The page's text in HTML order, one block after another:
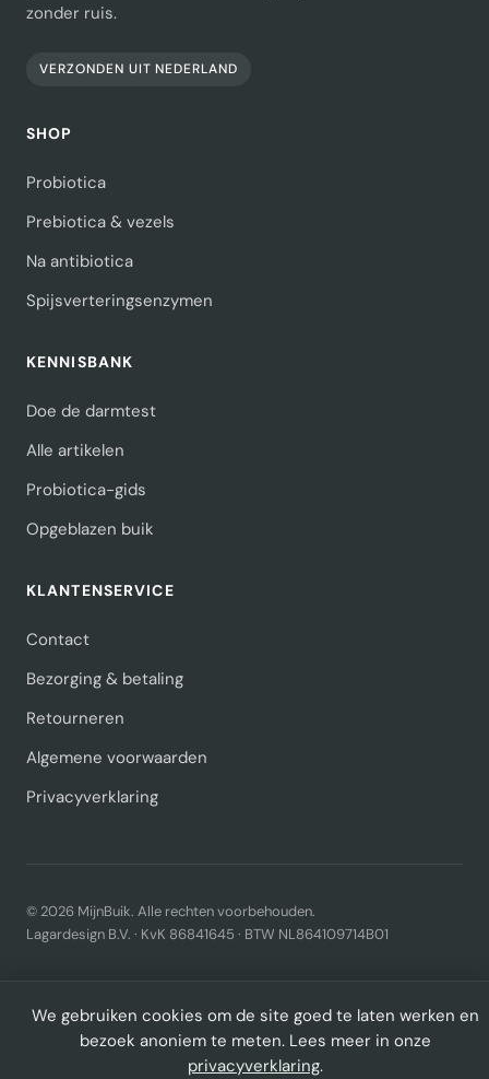
zonder ruis.
VERZONDEN UIT NEDERLAND
SHOP
Probiotica
Prebiotica & vezels
Na antibiotica
Spijsverteringsenzymen
KENNISBANK
Doe de darmtest
Alle artikelen
Probiotica-gids
Opgeblazen buik
KLANTENSERVICE
Contact
Bezorging & betaling
Retourneren
Algemene voorwaarden
Privacyverklaring
© 2026 MijnBuik. Alle rechten voorbehouden.
Lagardesign B.V. · KvK 86841645 · BTW NL864109714B01
We gebruiken cookies om de site goed te laten werken en
bezoek anoniem te meten. Lees meer in onze
privacyverklaring.